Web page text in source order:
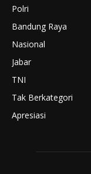
Polri
Bandung Raya
Nasional
Jabar
TNI
Tak Berkategori
Apresiasi